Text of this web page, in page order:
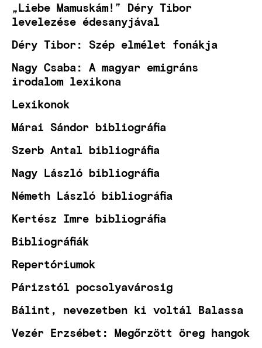
„Liebe Mamuskám!” Déry Tibor
levelezése édesanyjával
Déry Tibor: Szép elmélet fonákja
Nagy Csaba: A magyar emigráns
irodalom lexikona
Lexikonok
Márai Sándor bibliográfia
Szerb Antal bibliográfia
Nagy László bibliográfia
Németh László bibliográfia
Kertész Imre bibliográfia
Bibliográfiák
Repertóriumok
Párizstól pocsolyavárosig
Bálint, nevezetben ki voltál Balassa
Vezér Erzsébet: Megőrzött öreg hangok